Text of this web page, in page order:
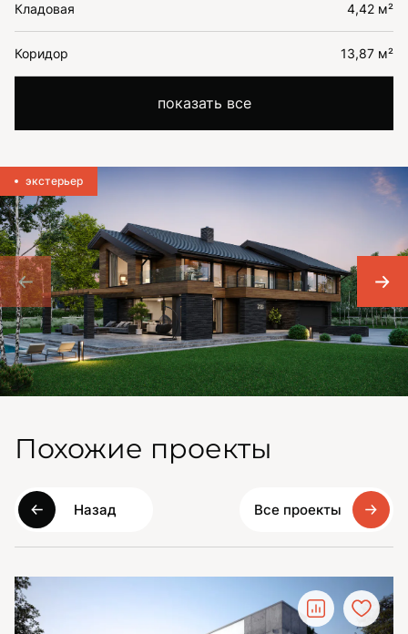
Кладовая 4,42 м²
Коридор 13,87 м²
показать все
экстерьер
Похожие проекты
Назад Все проекты